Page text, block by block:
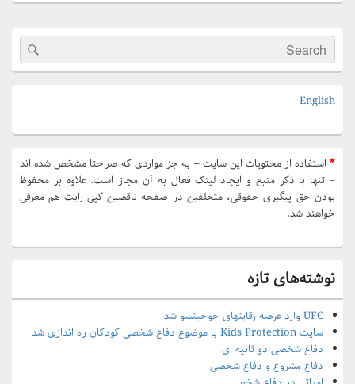
Primary
Sidebar
Widget
Area
Search
for:
English
* استفاده از محتویات این سایت – به جز مواردی که صراحتا مشخص شده اند
– تنها با ذکر منبع و ایجاد لینک فعال به آن مجاز است. علاوه بر محفوظ
بودن حق پیگیری حقوقی، متخلفین در صفحه ناقضین کپی رایت هم معرفی
خواهند شد.
نوشته‌های تازه
UFC وارد عرصه رقابتهای جوجیتسو شد
سایت Kids Protection با موضوع دفاع شخصی کودکان راه اندازی شد
دفاع شخصی دو ثانیه ای
دفاع مشروع و دفاع شخصی